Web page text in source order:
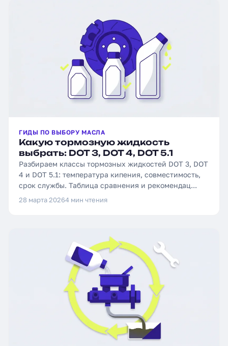
ГИДЫ ПО ВЫБОРУ МАСЛА
Какую тормозную жидкость
выбрать: DOT 3, DOT 4, DOT 5.1
Разбираем классы тормозных жидкостей DOT 3, DOT
4 и DOT 5.1: температура кипения, совместимость,
срок службы. Таблица сравнения и рекомендац...
28 марта 20264 мин чтения